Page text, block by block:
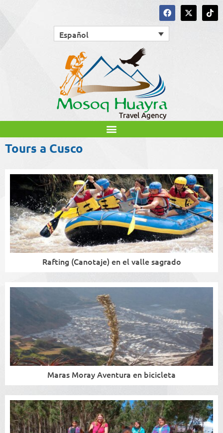
Español
Tours a Cusco
Rafting (Canotaje) en el valle sagrado
Maras Moray Aventura en bicicleta